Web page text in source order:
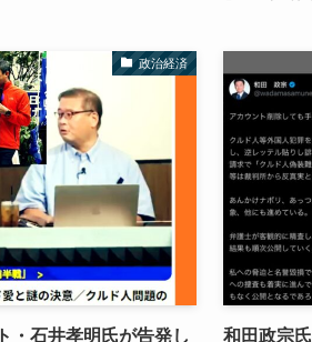
政治経済
・石井孝明氏が告発し 和田政宗